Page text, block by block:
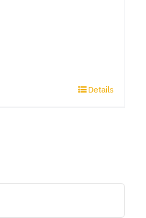
Details